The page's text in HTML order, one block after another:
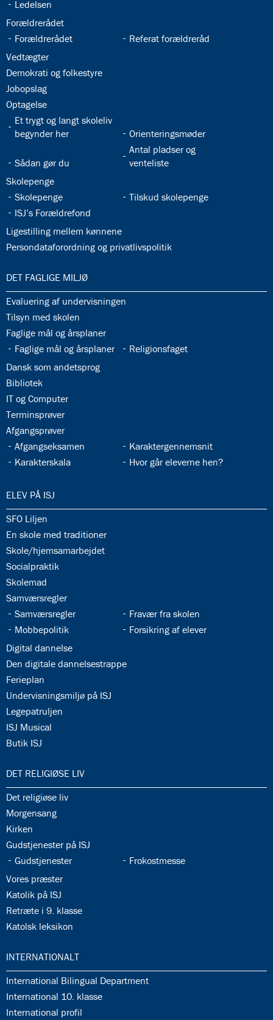
32.20:
Ledelsen
32.21:
Forældrerådet
32.22:
Forældrerådet 32.23:
Referat forældreråd
32.24:
Vedtægter
32.25:
Demokrati og folkestyre
32.26:
Jobopslag
32.27:
Optagelse
32.28:
Et trygt og langt skoleliv
begynder her
32.29:
Orienteringsmøder
32.30:
Sådan gør du
32.31:
Antal pladser og
venteliste
32.32:
Skolepenge
32.33:
Skolepenge 32.34:
Tilskud skolepenge
32.35:
ISJ’s Forældrefond
32.36:
Ligestilling mellem kønnene
32.37:
Persondataforordning og privatlivspolitik
33.0:
DET FAGLIGE MILJØ
33.1:
Evaluering af undervisningen
33.2:
Tilsyn med skolen
33.3:
Faglige mål og årsplaner
33.4:
Faglige mål og årsplaner 33.5:
Religionsfaget
33.6:
Dansk som andetsprog
33.7:
Bibliotek
33.8:
IT og Computer
33.9:
Terminsprøver
33.10:
Afgangsprøver
33.11:
Afgangseksamen 33.12:
Karaktergennemsnit
33.13:
Karakterskala 33.14:
Hvor går eleverne hen?
34.0:
ELEV PÅ ISJ
34.1:
SFO Liljen
34.2:
En skole med traditioner
34.3:
Skole/hjemsamarbejdet
34.4:
Socialpraktik
34.5:
Skolemad
34.6:
Samværsregler
34.7:
Samværsregler 34.8:
Fravær fra skolen
34.9:
Mobbepolitik 34.10:
Forsikring af elever
34.11:
Digital dannelse
34.12:
Den digitale dannelsestrappe
34.13:
Ferieplan
34.14:
Undervisningsmiljø på ISJ
34.15:
Legepatruljen
34.16:
ISJ Musical
34.17:
Butik ISJ
35.0:
DET RELIGIØSE LIV
35.1:
Det religiøse liv
35.2:
Morgensang
35.3:
Kirken
35.4:
Gudstjenester på ISJ
35.5:
Gudstjenester 35.6:
Frokostmesse
35.7:
Vores præster
35.8:
Katolik på ISJ
35.9:
Retræte i 9. klasse
35.10:
Katolsk leksikon
36.0:
INTERNATIONALT
36.1:
International Bilingual Department
36.2:
International 10. klasse
36.3:
International profil